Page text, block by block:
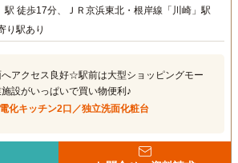
駅 徒歩17分、ＪＲ京浜東北・根岸線「川崎」駅
り駅あり
へアクセス良好☆駅前は大型ショッピングモー
設がいっぱいで買い物便利♪
化キッチン2口／独立洗面化粧台